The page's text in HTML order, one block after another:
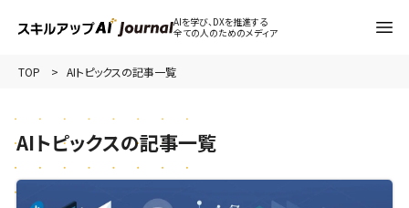
AIを学び、DXを推進する
全ての人のためのメディア
TOP AIトピックスの記事一覧
AIトピックスの記事一覧